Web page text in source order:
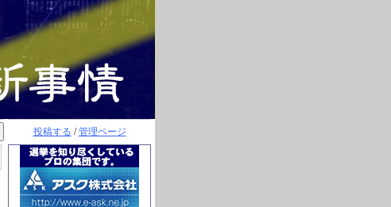
投稿する /管理ページ